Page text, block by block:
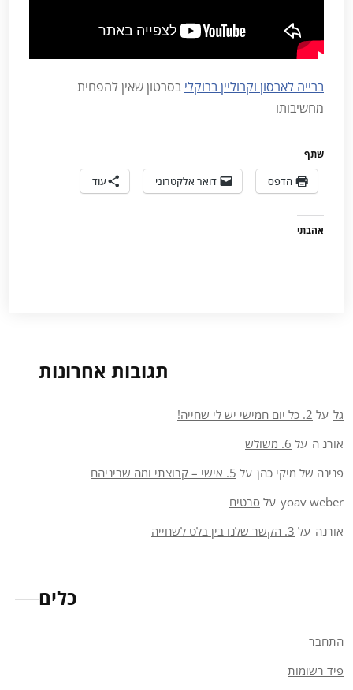
ברייה לארסון וקרוליין ברוקלי בסרטון שאין להפחית
מחשיבותו
שתף
הדפס דואר אלקטרוני עוד
אהבתי
תגובות אחרונות
גל על 2. כל יום חמישי יש לי שחייה!
אורנ ה על 6. משולש
פנינה של מיקי כהן על 5. אישי – קבוצתי ומה שביניהם
yoav weber על סרטים
אורנה על 3. הקשר שלנו בין בלט לשחייה
כלים
התחבר
פיד רשומות